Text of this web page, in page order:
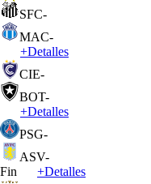
SFC-
MAC-
+Detalles
CIE-
BOT-
+Detalles
PSG-
ASV-
Fin
+Detalles